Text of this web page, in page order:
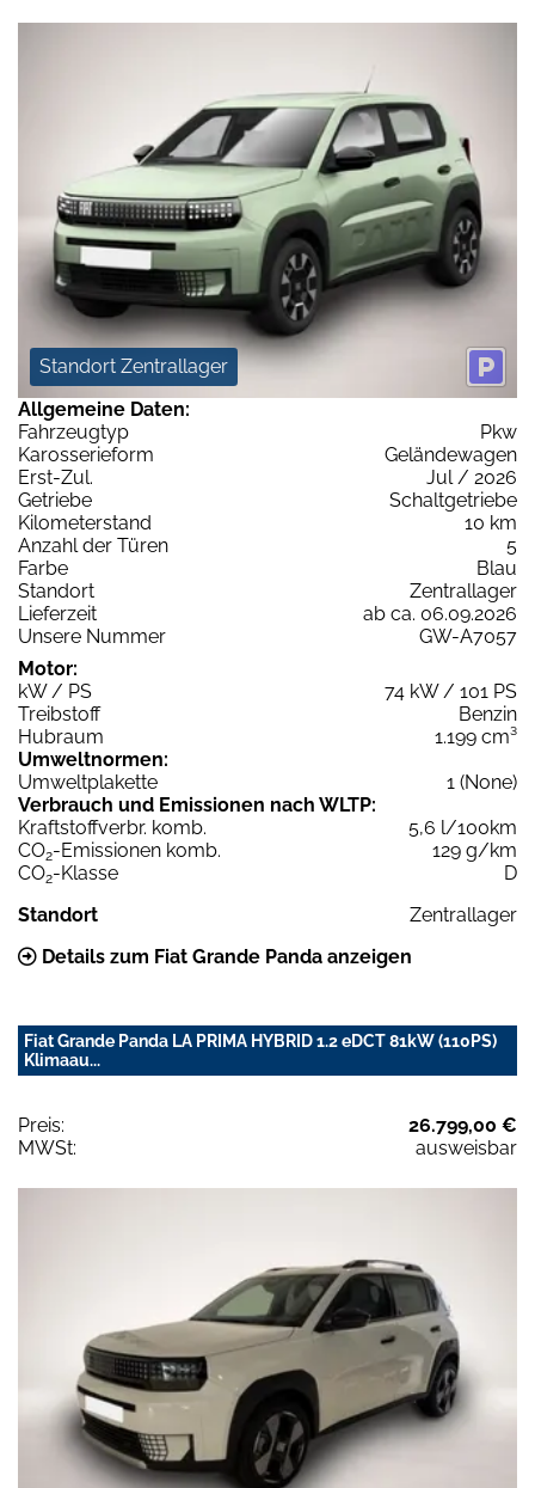
Standort Zentrallager
Allgemeine Daten:
Fahrzeugtyp
Pkw
Karosserieform
Geländewagen
Erst-Zul.
Jul / 2026
Getriebe
Schaltgetriebe
Kilometerstand
10 km
Anzahl der Türen
5
Farbe
Blau
Standort
Zentrallager
Lieferzeit
ab ca. 06.09.2026
Unsere Nummer
GW-A7057
Motor:
kW / PS
74 kW / 101 PS
Treibstoff
Benzin
Hubraum
1.199 cm³
Umweltnormen:
Umweltplakette
1 (None)
Verbrauch und Emissionen nach WLTP:
Kraftstoffverbr. komb.
5,6 l/100km
CO2-Emissionen komb.
129 g/km
CO2-Klasse
D
Standort
Zentrallager
Details zum Fiat Grande Panda anzeigen
Fiat Grande Panda LA PRIMA HYBRID 1.2 eDCT 81kW (110PS)
Klimaau...
Preis:
26.799,00 €
MWSt:
ausweisbar